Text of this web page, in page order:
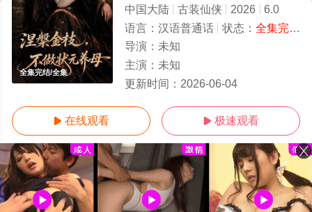
全集完结/全集
中国大陆 古装仙侠 2026
6.0
语言： 汉语普通话 状态： 全集完结
导演： 未知
主演： 未知
更新时间： 2026-06-04
 在线观看  极速观看